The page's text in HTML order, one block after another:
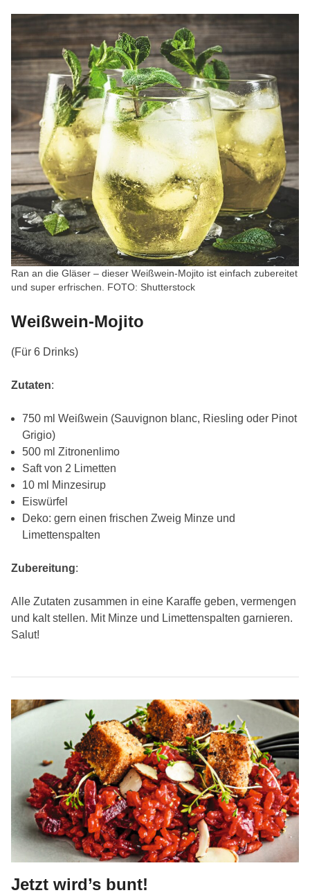
Ran an die Gläser – dieser Weißwein-Mojito ist einfach zubereitet
und super erfrischen. FOTO: Shutterstock
Weißwein-Mojito
(Für 6 Drinks)
Zutaten:
750 ml Weißwein (Sauvignon blanc, Riesling oder Pinot
Grigio)
500 ml Zitronenlimo
Saft von 2 Limetten
10 ml Minzesirup
Eiswürfel
Deko: gern einen frischen Zweig Minze und
Limettenspalten
Zubereitung:
Alle Zutaten zusammen in eine Karaffe geben, vermengen
und kalt stellen. Mit Minze und Limettenspalten garnieren.
Salut!
Jetzt wird’s bunt!